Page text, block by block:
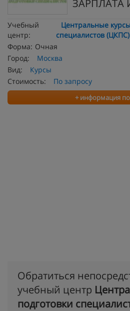
ЗАРПЛАТА
Учебный
центр:
Центральные
специалистов (ЦКПС)
Форма: Очная
Город:
Москва
Вид:
Курсы
Стоимость:
По запросу
+ информация по
Обратиться
учебный центр
подготовки